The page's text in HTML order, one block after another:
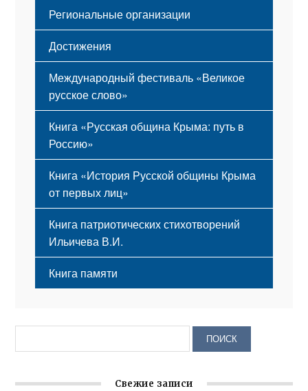
Региональные организации
Достижения
Международный фестиваль «Великое
русское слово»
Книга «Русская община Крыма: путь в
Россию»
Книга «История Русской общины Крыма
от первых лиц»
Книга патриотических стихотворений
Ильичева В.И.
Книга памяти
Свежие записи